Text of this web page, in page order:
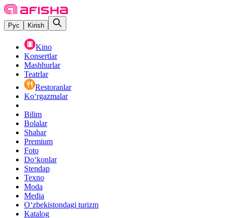
Рус Kirish
Kino
Konsertlar
Mashhurlar
Teatrlar
Restoranlar
Ko‘rgazmalar
Bilim
Bolalar
Shahar
Premium
Foto
Do‘konlar
Stendap
Texno
Moda
Media
O‘zbekistondagi turizm
Katalog